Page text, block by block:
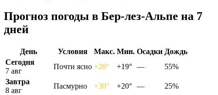
Прогноз погоды в Бер-лез-Альпе на 7
дней
День Условия Макс. Мин. Осадки Дождь
Сегодня
7 авг
Почти ясно +28° +19° —
55%
Завтра
8 авг
Пасмурно +30° +20° —
25%